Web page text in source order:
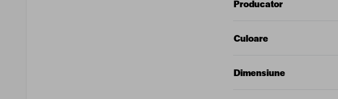
Producator
Culoare
Dimensiune